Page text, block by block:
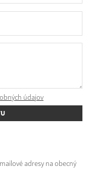
údajov
adresy na obecný